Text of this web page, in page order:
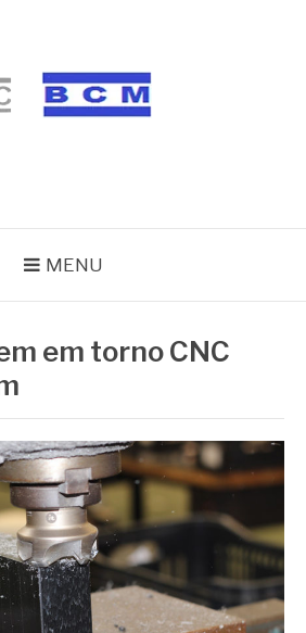
MENU
em torno CNC